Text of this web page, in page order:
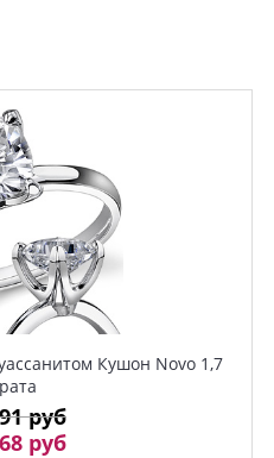
Кушон Novo 1,7
руб
руб